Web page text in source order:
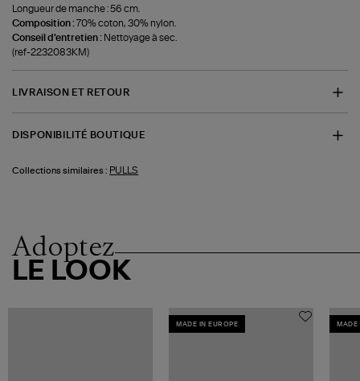
Longueur de manche : 56 cm.
Composition :70% coton, 30% nylon.
Conseil d'entretien : Nettoyage à sec.
(ref-2232083KM)
LIVRAISON ET RETOUR
DISPONIBILITÉ BOUTIQUE
Collections similaires : PULLS
Adoptez
LE LOOK
MADE IN EUROPE MADE